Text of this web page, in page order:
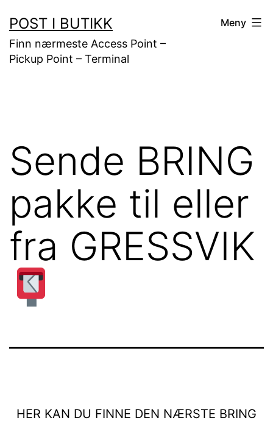
til
innhold
POST I BUTIKK
Finn nærmeste Access Point –
Pickup Point – Terminal
Meny
Sende BRING
pakke til eller
fra GRESSVIK
HER KAN DU FINNE DEN NÆRSTE BRING